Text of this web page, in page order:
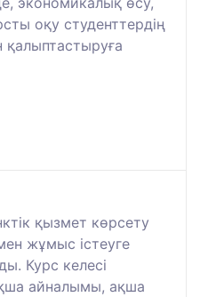
оқу студенттердің
қызмет көрсету
жұмыс істеуге
Курс келесі
айналымы, ақша